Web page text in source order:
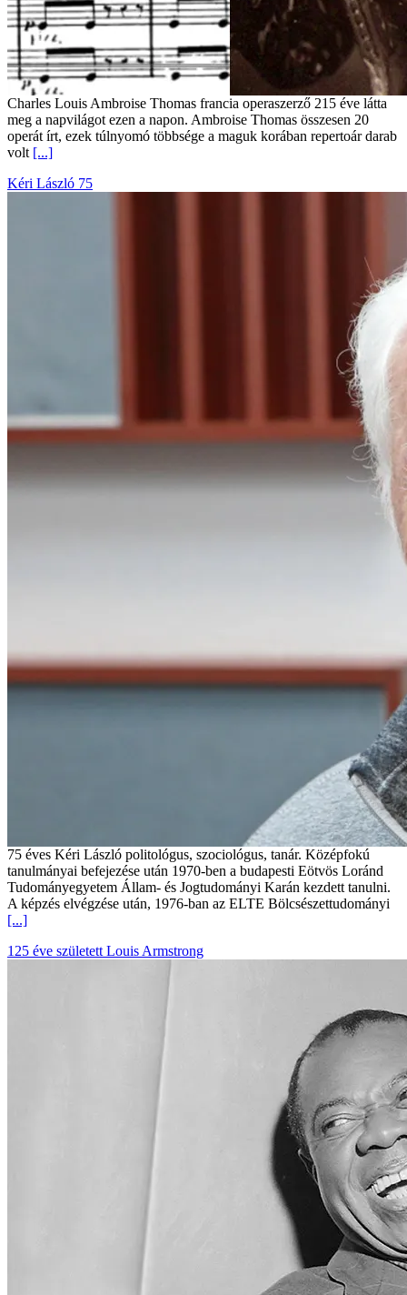
Charles Louis Ambroise Thomas francia operaszerző 215 éve látta
meg a napvilágot ezen a napon. Ambroise Thomas összesen 20
operát írt, ezek túlnyomó többsége a maguk korában repertoár darab
volt [...]
Kéri László 75
75 éves Kéri László politológus, szociológus, tanár. Középfokú
tanulmányai befejezése után 1970-ben a budapesti Eötvös Loránd
Tudományegyetem Állam- és Jogtudományi Karán kezdett tanulni.
A képzés elvégzése után, 1976-ban az ELTE Bölcsészettudományi
[...]
125 éve született Louis Armstrong